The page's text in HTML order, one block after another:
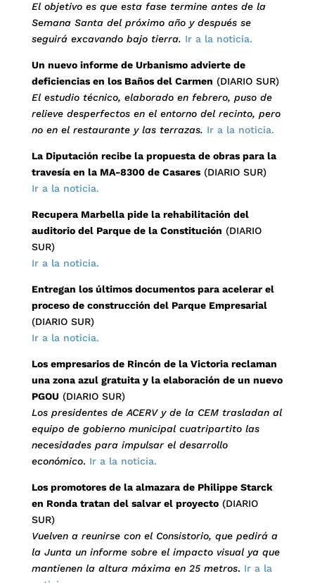
El objetivo es que esta fase termine antes de la
Semana Santa del próximo año y después se
seguirá excavando bajo tierra. Ir a la noticia.
Un nuevo informe de Urbanismo advierte de
deficiencias en los Baños del Carmen (DIARIO SUR)
El estudio técnico, elaborado en febrero, puso de
relieve desperfectos en el entorno del recinto, pero
no en el restaurante y las terrazas. Ir a la noticia.
La Diputación recibe la propuesta de obras para la
travesía en la MA-8300 de Casares(DIARIO SUR)
Ir a la noticia.
Recupera Marbella pide la rehabilitación del
auditorio del Parque de la Constitución (DIARIO
SUR)
Ir a la noticia.
Entregan los últimos documentos para acelerar el
proceso de construcción del Parque Empresarial
(DIARIO SUR)
Ir a la noticia.
Los empresarios de Rincón de la Victoria reclaman
una zona azul gratuita y la elaboración de un nuevo
PGOU(DIARIO SUR)
Los presidentes de ACERV y de la CEM trasladan al
equipo de gobierno municipal cuatripartito las
necesidades para impulsar el desarrollo
económico. Ir a la noticia.
Los promotores de la almazara de Philippe Starck
en Ronda tratan del salvar el proyecto(DIARIO
SUR)
Vuelven a reunirse con el Consistorio, que pedirá a
la Junta un informe sobre el impacto visual ya que
mantienen la altura máxima en 25 metros. Ir a la